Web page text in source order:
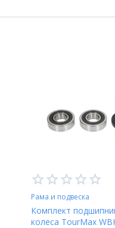
93306-30317-00
Рама и подвеска
Комплект
колеса TourMax